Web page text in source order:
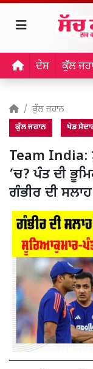
ਦੇਸ਼ ਕੁੱਲ
ਕੁੱਲ ਜਹਾਨ
ਕੁੱਲ ਜਹਾਨ ਖੇਡ
Team India:
’ਚ? ਪੰਤ ਦੀ
ਗੰਭੀਰ ਦੀ